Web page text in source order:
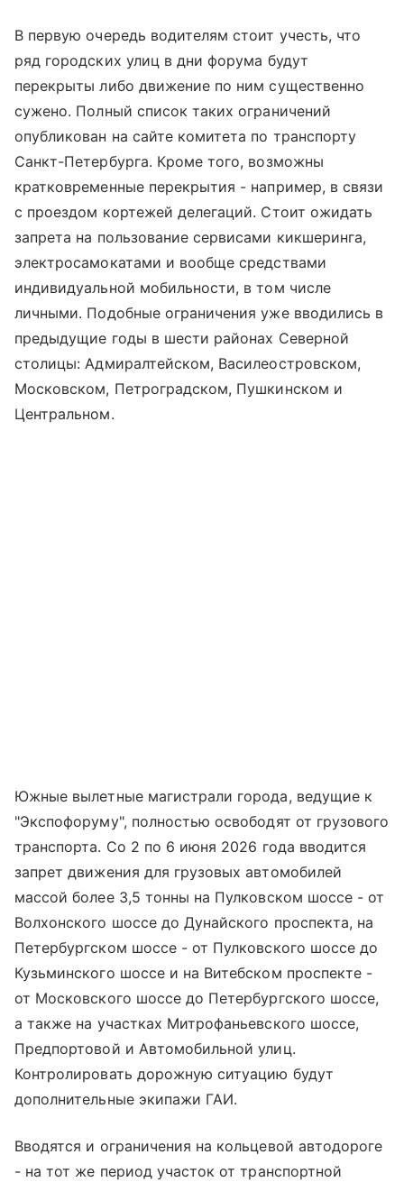
В первую очередь водителям стоит учесть, что
ряд городских улиц в дни форума будут
перекрыты либо движение по ним существенно
сужено. Полный список таких ограничений
опубликован на сайте комитета по транспорту
Санкт-Петербурга. Кроме того, возможны
кратковременные перекрытия - например, в связи
с проездом кортежей делегаций. Стоит ожидать
запрета на пользование сервисами кикшеринга,
электросамокатами и вообще средствами
индивидуальной мобильности, в том числе
личными. Подобные ограничения уже вводились в
предыдущие годы в шести районах Северной
столицы: Адмиралтейском, Василеостровском,
Московском, Петроградском, Пушкинском и
Центральном.
Южные вылетные магистрали города, ведущие к
"Экспофоруму", полностью освободят от грузового
транспорта. Со 2 по 6 июня 2026 года вводится
запрет движения для грузовых автомобилей
массой более 3,5 тонны на Пулковском шоссе - от
Волхонского шоссе до Дунайского проспекта, на
Петербургском шоссе - от Пулковского шоссе до
Кузьминского шоссе и на Витебском проспекте -
от Московского шоссе до Петербургского шоссе,
а также на участках Митрофаньевского шоссе,
Предпортовой и Автомобильной улиц.
Контролировать дорожную ситуацию будут
дополнительные экипажи ГАИ.
Вводятся и ограничения на кольцевой автодороге
- на тот же период участок от транспортной